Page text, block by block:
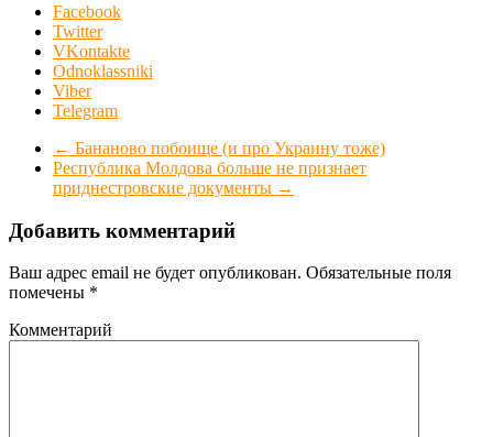
Facebook
Twitter
VKontakte
Odnoklassniki
Viber
Telegram
← Бананово побоище (и про Украину тоже)
Республика Молдова больше не признает
приднестровские документы →
Добавить комментарий
Ваш адрес email не будет опубликован. Обязательные поля
помечены *
Комментарий